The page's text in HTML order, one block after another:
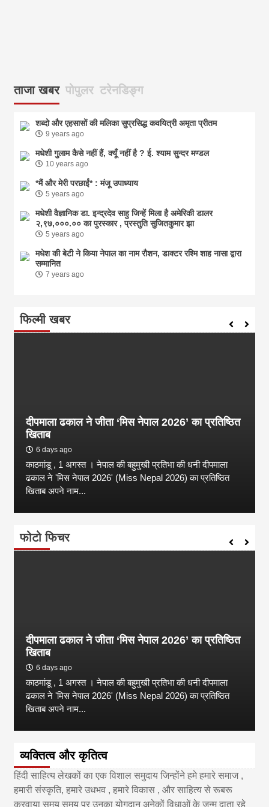
ताजा खबर पोपुलर टरेनडिङ्ग
शब्दो और एहसासों की मलिका सुप्रसिद्ध कवयित्री अमृता प्रीतम
9 years ago
मधेशी गुलाम कैसे नहीं हैं, क्यूँ नहीं है ? ई. श्याम सुन्दर मण्डल
10 years ago
*मैं और मेरी परछाईं* : मंजू उपाध्याय
5 years ago
मधेशी वैज्ञानिक डा. इन्द्रदेव साहु जिन्हें मिला है अमेरिकी डालर
२,९७,०००.०० का पुरस्कार , प्रस्तुति सुजितकुमार झा
5 years ago
मधेश की बेटी ने किया नेपाल का नाम राैशन, डाक्टर रश्मि शाह नासा द्वारा
सम्मानित
7 years ago
फिल्मी खबर
दीपमाला ढकाल ने जीता ‘मिस नेपाल 2026’ का प्रतिष्ठित
खिताब
6 days ago
काठमांडू , 1 अगस्त । नेपाल की बहुमुखी प्रतिभा की धनी दीपमाला
ढकाल ने 'मिस नेपाल 2026' (Miss Nepal 2026) का प्रतिष्ठित
खिताब अपने नाम...
फोटो फिचर
दीपमाला ढकाल ने जीता ‘मिस नेपाल 2026’ का प्रतिष्ठित
खिताब
6 days ago
काठमांडू , 1 अगस्त । नेपाल की बहुमुखी प्रतिभा की धनी दीपमाला
ढकाल ने 'मिस नेपाल 2026' (Miss Nepal 2026) का प्रतिष्ठित
खिताब अपने नाम...
व्यक्तित्व और कृतित्व
हिंदी साहित्य लेखकों का एक विशाल समुदाय जिन्होंने हमे हमारे समाज ,
हमारी संस्कृति, हमारे उधभव , हमारे विकास , और साहित्य से रूबरू
करवाया समय समय पर उनका योगदान अनेकों विधाओं के जन्म दाता रहे